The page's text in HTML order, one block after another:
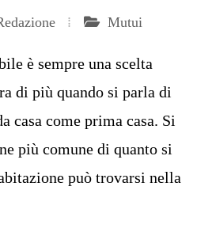
Mutui
è sempre una scelta
di più quando si parla di
casa come prima casa. Si
più comune di quanto si
può trovarsi nella